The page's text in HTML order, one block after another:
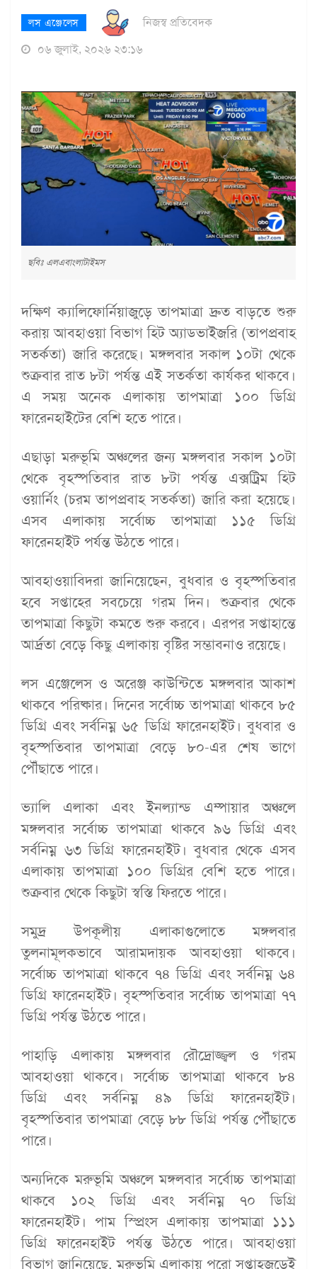
লস এঞ্জেলেস
নিজস্ব প্রতিবেদক
০৬ জুলাই, ২০২৬ ২৩:১৬
ছবিঃ এলএবাংলাটাইমস
দক্ষিণ ক্যালিফোর্নিয়াজুড়ে তাপমাত্রা দ্রুত বাড়তে শুরু
করায় আবহাওয়া বিভাগ হিট অ্যাডভাইজরি (তাপপ্রবাহ
সতর্কতা) জারি করেছে। মঙ্গলবার সকাল ১০টা থেকে
শুক্রবার রাত ৮টা পর্যন্ত এই সতর্কতা কার্যকর থাকবে।
এ সময় অনেক এলাকায় তাপমাত্রা ১০০ ডিগ্রি
ফারেনহাইটের বেশি হতে পারে।
এছাড়া মরুভূমি অঞ্চলের জন্য মঙ্গলবার সকাল ১০টা
থেকে বৃহস্পতিবার রাত ৮টা পর্যন্ত এক্সট্রিম হিট
ওয়ার্নিং (চরম তাপপ্রবাহ সতর্কতা) জারি করা হয়েছে।
এসব এলাকায় সর্বোচ্চ তাপমাত্রা ১১৫ ডিগ্রি
ফারেনহাইট পর্যন্ত উঠতে পারে।
আবহাওয়াবিদরা জানিয়েছেন, বুধবার ও বৃহস্পতিবার
হবে সপ্তাহের সবচেয়ে গরম দিন। শুক্রবার থেকে
তাপমাত্রা কিছুটা কমতে শুরু করবে। এরপর সপ্তাহান্তে
আর্দ্রতা বেড়ে কিছু এলাকায় বৃষ্টির সম্ভাবনাও রয়েছে।
লস এঞ্জেলেস ও অরেঞ্জ কাউন্টিতে মঙ্গলবার আকাশ
থাকবে পরিষ্কার। দিনের সর্বোচ্চ তাপমাত্রা থাকবে ৮৫
ডিগ্রি এবং সর্বনিম্ন ৬৫ ডিগ্রি ফারেনহাইট। বুধবার ও
বৃহস্পতিবার তাপমাত্রা বেড়ে ৮০-এর শেষ ভাগে
পৌঁছাতে পারে।
ভ্যালি এলাকা এবং ইনল্যান্ড এম্পায়ার অঞ্চলে
মঙ্গলবার সর্বোচ্চ তাপমাত্রা থাকবে ৯৬ ডিগ্রি এবং
সর্বনিম্ন ৬৩ ডিগ্রি ফারেনহাইট। বুধবার থেকে এসব
এলাকায় তাপমাত্রা ১০০ ডিগ্রির বেশি হতে পারে।
শুক্রবার থেকে কিছুটা স্বস্তি ফিরতে পারে।
সমুদ্র উপকূলীয় এলাকাগুলোতে মঙ্গলবার
তুলনামূলকভাবে আরামদায়ক আবহাওয়া থাকবে।
সর্বোচ্চ তাপমাত্রা থাকবে ৭৪ ডিগ্রি এবং সর্বনিম্ন ৬৪
ডিগ্রি ফারেনহাইট। বৃহস্পতিবার সর্বোচ্চ তাপমাত্রা ৭৭
ডিগ্রি পর্যন্ত উঠতে পারে।
পাহাড়ি এলাকায় মঙ্গলবার রৌদ্রোজ্জ্বল ও গরম
আবহাওয়া থাকবে। সর্বোচ্চ তাপমাত্রা থাকবে ৮৪
ডিগ্রি এবং সর্বনিম্ন ৪৯ ডিগ্রি ফারেনহাইট।
বৃহস্পতিবার তাপমাত্রা বেড়ে ৮৮ ডিগ্রি পর্যন্ত পৌঁছাতে
পারে।
অন্যদিকে মরুভূমি অঞ্চলে মঙ্গলবার সর্বোচ্চ তাপমাত্রা
থাকবে ১০২ ডিগ্রি এবং সর্বনিম্ন ৭০ ডিগ্রি
ফারেনহাইট। পাম স্প্রিংস এলাকায় তাপমাত্রা ১১১
ডিগ্রি ফারেনহাইট পর্যন্ত উঠতে পারে। আবহাওয়া
বিভাগ জানিয়েছে, মরুভূমি এলাকায় পুরো সপ্তাহজুড়েই